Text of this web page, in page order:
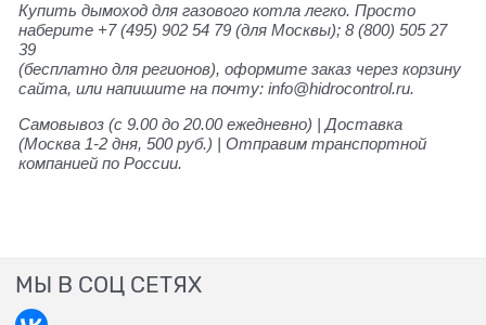
Купить дымоход для газового котла легко. Просто
наберите +7 (495) 902 54 79 (для Москвы); 8 (800) 505 27
39
(бесплатно для регионов), оформите заказ через корзину
сайта, или напишите на почту: info@hidrocontrol.ru.
Самовывоз (с 9.00 до 20.00 ежедневно) | Доставка
(Москва 1-2 дня, 500 руб.) | Отправим транспортной
компанией по России.
МЫ В СОЦ СЕТЯХ